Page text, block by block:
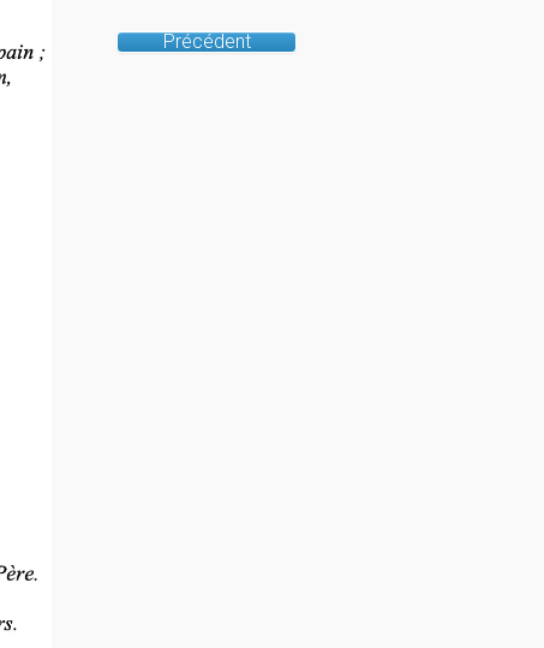
Précédent